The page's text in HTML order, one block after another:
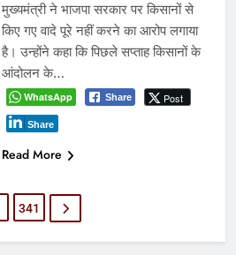
मुख्यमंत्री ने भाजपा सरकार पर किसानों से
किए गए वादे पूरे नहीं करने का आरोप लगाया
है। उन्होंने कहा कि पिछले सप्ताह किसानों के
आंदोलन के…
WhatsApp Share Post
Share
Read More
341